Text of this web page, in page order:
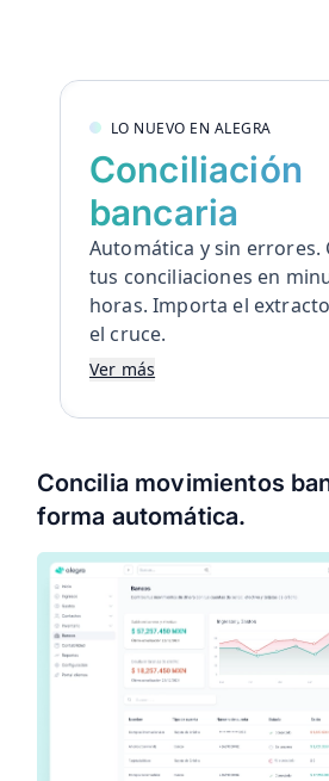
LO NUEVO EN ALEGRA
Conciliación
bancaria
Automática y sin errores.
tus conciliaciones en
horas. Importa el
el cruce.
Ver más
Conciliación Bancaria:
minutos, no en horas.
extracto, Alegra hace el
Importa el extracto en
Alegra mapea, valida e
automáticamente
Libera 8 horas/mes: de
manual a análisis real de
automático de diferencias +
cambio inteligente
Concilia movimientos
forma automática.